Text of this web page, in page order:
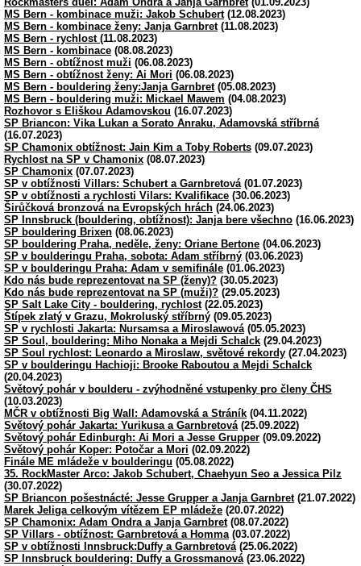
MS Bern - kombinace muži: Jakob Schubert(12.08.2023)
MS Bern - kombinace ženy: Janja Garnbret(11.08.2023)
MS Bern - rychlost (11.08.2023)
MS Bern - kombinace (08.08.2023)
MS Bern - obtížnost muži (06.08.2023)
MS Bern - obtížnost ženy: Ai Mori (06.08.2023)
MS Bern - bouldering ženy:Janja Garnbret(05.08.2023)
MS Bern - bouldering muži: Mickael Mawem (04.08.2023)
Rozhovor s Eliškou Adamovskou (16.07.2023)
SP Briancon: Vika Lukan a Sorato Anraku, Adamovská stříbrná
(16.07.2023)
SP Chamonix obtížnost: Jain Kim a Toby Roberts (09.07.2023)
Rychlost na SP v Chamonix (08.07.2023)
SP Chamonix (07.07.2023)
SP v obtížnosti Villars: Schubert a Garnbretová(01.07.2023)
SP v obtížnosti a rychlosti Vilars: Kvalifikace (30.06.2023)
Širůčková bronzová na Evropských hrách (24.06.2023)
SP Innsbruck (bouldering, obtížnost): Janja bere všechno (16.06.2023)
SP bouldering Brixen (08.06.2023)
SP bouldering Praha, neděle, ženy: Oriane Bertone (04.06.2023)
SP v boulderingu Praha, sobota: Adam stříbrný (03.06.2023)
SP v boulderingu Praha: Adam v semifinále (01.06.2023)
Kdo nás bude reprezentovat na SP (ženy)? (30.05.2023)
Kdo nás bude reprezentovat na SP (muži)? (29.05.2023)
SP Salt Lake City - bouldering, rychlost(22.05.2023)
Štípek zlatý v Grazu, Mokroluský stříbrný (09.05.2023)
SP v rychlosti Jakarta: Nursamsa a Miroslawová(05.05.2023)
SP Soul, bouldering: Miho Nonaka a Mejdi Schalck (29.04.2023)
SP Soul rychlost: Leonardo a Miroslaw, světové rekordy (27.04.2023)
SP v boulderingu Hachioji: Brooke Raboutou a Mejdi Schalck
(20.04.2023)
Světový pohár v boulderu - zvýhodněné vstupenky pro členy ČHS
(10.03.2023)
MČR v obtížnosti Big Wall: Adamovská a Stráník (04.11.2022)
Světový pohár Jakarta: Yurikusa a Garnbretová(25.09.2022)
Světový pohár Edinburgh: Ai Mori a Jesse Grupper (09.09.2022)
Světový pohár Koper: Potočar a Mori (02.09.2022)
Finále ME mládeže v boulderingu (05.08.2022)
35. RockMaster Arco: Jakob Schubert, Chaehyun Seo a Jessica Pilz
(30.07.2022)
SP Briancon pošestnácté: Jesse Grupper a Janja Garnbret(21.07.2022)
Marek Jeliga celkovým vítězem EP mládeže (20.07.2022)
SP Chamonix: Adam Ondra a Janja Garnbret(08.07.2022)
SP Villars - obtížnost: Garnbretová a Homma(03.07.2022)
SP v obtížnosti Innsbruck:Duffy a Garnbretová(25.06.2022)
SP Innsbruck bouldering: Duffy a Grossmanová(23.06.2022)